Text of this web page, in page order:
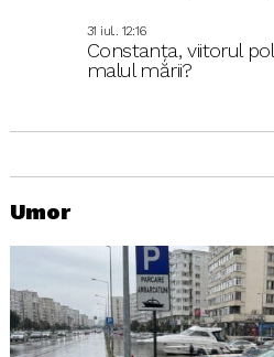
31 iul.. 12:16
Constanța, viitorul
malul mării?
Umor